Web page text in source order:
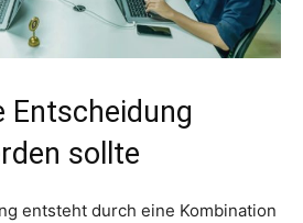
Entscheidung
sollte
entsteht durch eine Kombination